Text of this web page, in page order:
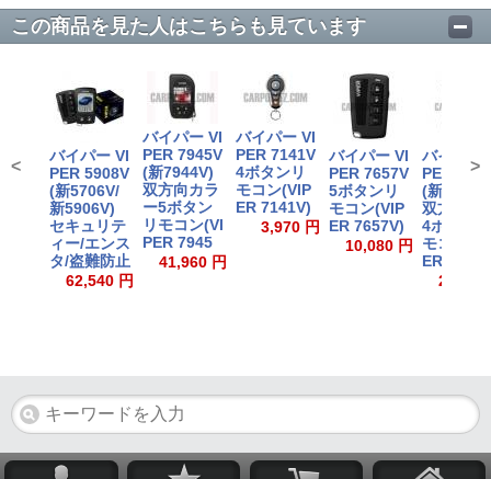
この商品を見た人はこちらも見ています
バイパー VI
PER 5908V
(新5706V/
新5906V)
セキュリテ
ィー/エンス
タ/盗難防止
62,540 円
バイパー VI
PER 7945V
(新7944V)
双方向カラ
ー5ボタン
リモコン(VI
PER 7945
41,960 円
バイパー VI
PER 7141V
4ボタンリ
モコン(VIP
ER 7141V)
3,970 円
バイパー VI
PER 7657V
5ボタンリ
モコン(VIP
ER 7657V)
10,080 円
バイパー
PER
(新
双方向液
4ボタンリ
モコン
ER 7347
25,360
< >